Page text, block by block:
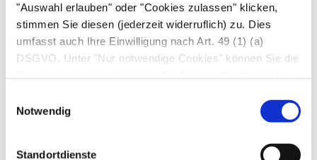
"Auswahl erlauben" oder "Cookies zulassen" klicken,
stimmen Sie diesen (jederzeit widerruflich) zu. Dies
umfasst auch Ihre Einwilligung nach Art. 49 (1) (a)
DSGVO. Unter "Nur notwendige Cookies" können Sie die
Notwendig
Standortdienste
Manchen Medikamenten beiBluthochdruck
wie Betablockern, ACE-Hemmern
Zytostatika
Cholesterinsenkenden Medikamenten
Schmerzmitteln (